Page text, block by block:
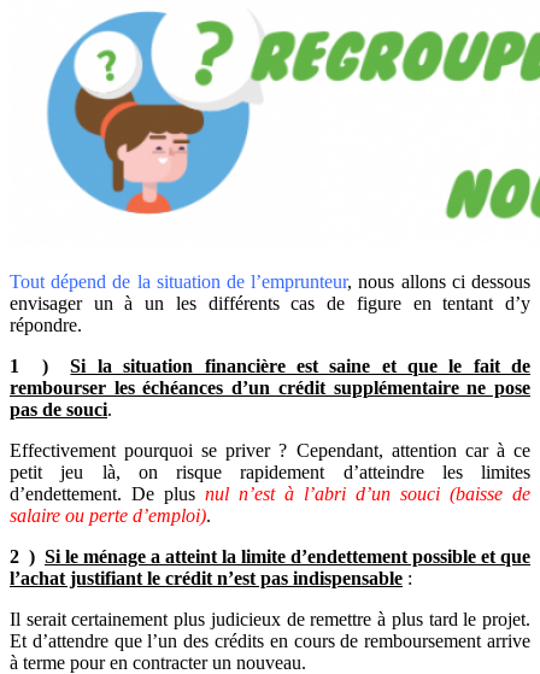
Tout dépend de la situation de l’emprunteur, nous allons ci dessous
envisager un à un les différents cas de figure en tentant d’y
répondre.
1 )
Si la situation financière est saine et que le fait de
rembourser les échéances d’un crédit supplémentaire ne pose
pas de souci.
Effectivement pourquoi se priver ? Cependant, attention car à ce
petit jeu là, on risque rapidement d’atteindre les limites
d’endettement. De plus nul n’est à l’abri d’un souci (baisse de
salaire ou perte d’emploi).
2 ) Si le ménage a atteint la limite d’endettement possible et que
l’achat justifiant le crédit n’est pas indispensable :
Il serait certainement plus judicieux de remettre à plus tard le projet.
Et d’attendre que l’un des crédits en cours de remboursement arrive
à terme pour en contracter un nouveau.